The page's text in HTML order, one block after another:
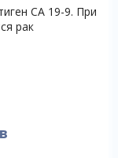
СА 19-9. При
рак